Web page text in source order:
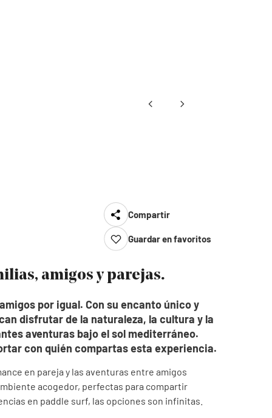
Compartir
Guardar en favoritos
amigos y parejas.
por igual. Con su encanto único y
disfrutar de la naturaleza, la cultura y la
aventuras bajo el sol mediterráneo.
con quién compartas esta experiencia.
en pareja y las aventuras entre amigos
acogedor, perfectas para compartir
en paddle surf, las opciones son infinitas.